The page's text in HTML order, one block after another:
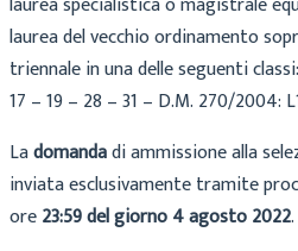
laurea del vecchioordinamento
triennalein una delle seguenti classi:
17 –19– 28 –31 – D.M. 270/2004:
Ladomandadi ammissione alla
inviataesclusivamentetramite
ore23:59del giorno4 agosto 2022.